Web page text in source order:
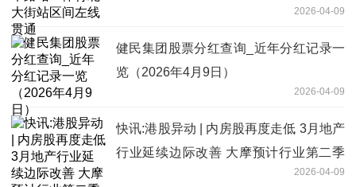
2026-04-09
健民集团股票分红查询_近年分红记录一
览（2026年4月9日）
2026-04-09
快讯:港股异动 | 内房股再度走低 3月地产
行业延续边际改善 大摩预计行业第二季
2026-04-09